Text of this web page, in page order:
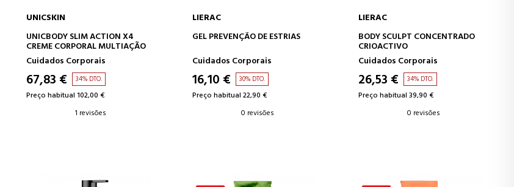
ADICIONAR AO CARRINHO
UNICSKIN
UNICBODY SLIM ACTION X4
CREME CORPORAL MULTIAÇÃO
Cuidados Corporais
67,83 € 34% DTO.
Preço habitual 102,00 €
1 revisões
ADICIONAR AO CARRINHO
LIERAC
GEL PREVENÇÃO DE ESTRIAS
Cuidados Corporais
16,10 € 30% DTO.
Preço habitual 22,90 €
0 revisões
ADICIONAR AO CARRINHO
LIERAC
BODY SCULPT CONCENTRADO
CRIOACTIVO
Cuidados Corporais
26,53 € 34% DTO.
Preço habitual 39,90 €
0 revisões